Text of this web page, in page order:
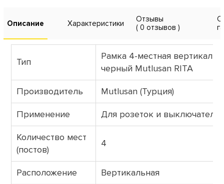
Описание Характеристики
Отзывы
( 0 отзывов )
Тип
Рамка 4-местная
черный Mutlusan RITA
Производитель Mutlusan (Турция)
Применение Для розеток и
Количество мест
(постов)
4
Расположение Вертикальная